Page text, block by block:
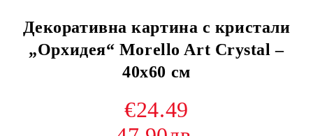
Декоративна картина с кристали
„Орхидея“ Morello Art Crystal –
40x60 см
€24.49